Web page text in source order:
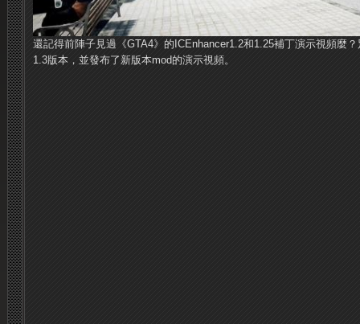
還記得前陣子見過《GTA4》的ICEnhancer1.2和1.25補丁演示視頻麼？
1.3版本，並發布了新版本mod的演示視頻。